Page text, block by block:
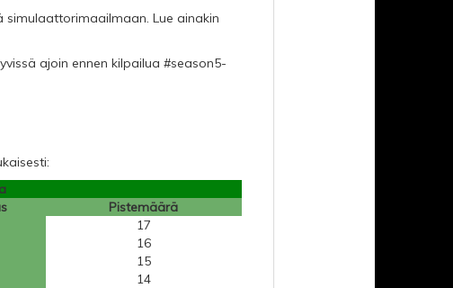
Lue ainakin
ajoin ennen kilpailua #season5-
Pistemäärä
17
16
15
14